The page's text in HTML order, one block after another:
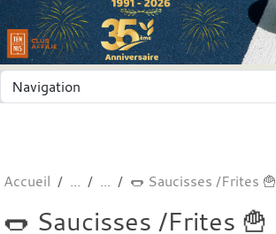
Accueil 🌭 Saucisses /Frites 🍟
🌭 Saucisses /Frites 🍟
Panneau de gestion des cookies